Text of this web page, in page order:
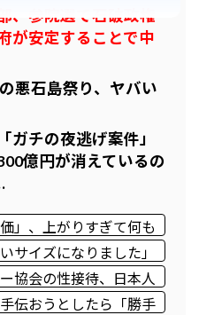
、参院選で石破政権
が安定することで中
悪石島祭り、ヤバい
ガチの夜逃げ案件」
億円が消えているの
」、上がりすぎて何も
ｗ
サイズになりました」
物価上昇が続く中、
”を実感する場面 [8/9]
協会の性接待、日本人
！！
伝おうとしたら「勝手